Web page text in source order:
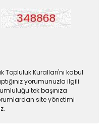
Kuralları'nı kabul
yorumunuzla ilgili
tek başınıza
site yönetimi